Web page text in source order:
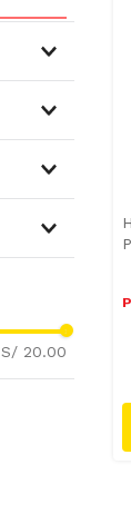
S/ 20.00